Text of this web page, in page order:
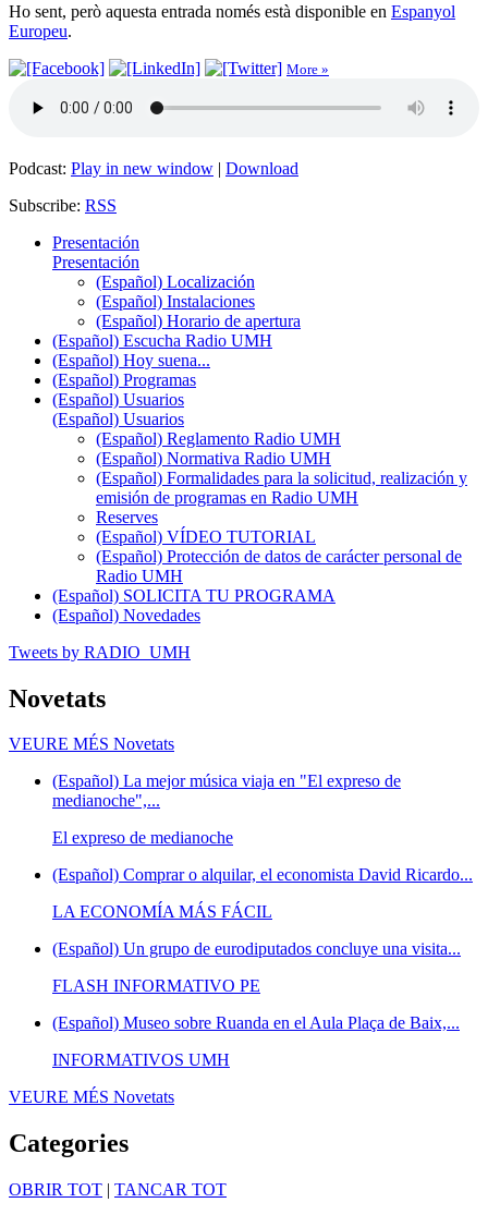
Ho sent, però aquesta entrada només està disponible en Espanyol
Europeu.
More »
Podcast: Play in new window | Download
Subscribe: RSS
Presentación
Presentación
(Español) Localización
(Español) Instalaciones
(Español) Horario de apertura
(Español) Escucha Radio UMH
(Español) Hoy suena...
(Español) Programas
(Español) Usuarios
(Español) Usuarios
(Español) Reglamento Radio UMH
(Español) Normativa Radio UMH
(Español) Formalidades para la solicitud, realización y
emisión de programas en Radio UMH
Reserves
(Español) VÍDEO TUTORIAL
(Español) Protección de datos de carácter personal de
Radio UMH
(Español) SOLICITA TU PROGRAMA
(Español) Novedades
Tweets by RADIO_UMH
Novetats
VEURE MÉS Novetats
(Español) La mejor música viaja en "El expreso de
medianoche",...
El expreso de medianoche
(Español) Comprar o alquilar, el economista David Ricardo...
LA ECONOMÍA MÁS FÁCIL
(Español) Un grupo de eurodiputados concluye una visita...
FLASH INFORMATIVO PE
(Español) Museo sobre Ruanda en el Aula Plaça de Baix,...
INFORMATIVOS UMH
VEURE MÉS Novetats
Categories
OBRIR TOT | TANCAR TOT